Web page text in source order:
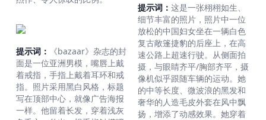
提示词：
《bazaar》杂志的封
面是一位亚洲男模，嘴唇上戴
着戒指，手指上戴着耳环和戒
指。照片采用黑白风格，标题
写在顶部中心，就像广告海报
一样。他留着长发，穿着浅灰
提示词： 这是一张栩栩如生、
细节丰富的照片，照片中一位
放松的中国妇女坐在一辆白色
复古敞篷捷豹的后座上，在高
速公路上超速行驶。从侧面拍
摄，与眼睛齐平/胸部齐平，摄
像机似乎跟随车辆的运动。她
的中等长度、微波浪的黑发和
奢华的人造毛皮外套在风中飘
扬，增添了动感效果。她穿着